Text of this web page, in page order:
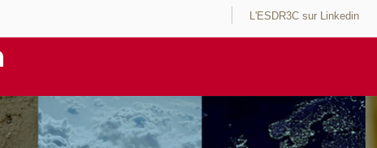
L'ESDR3C sur Linkedin